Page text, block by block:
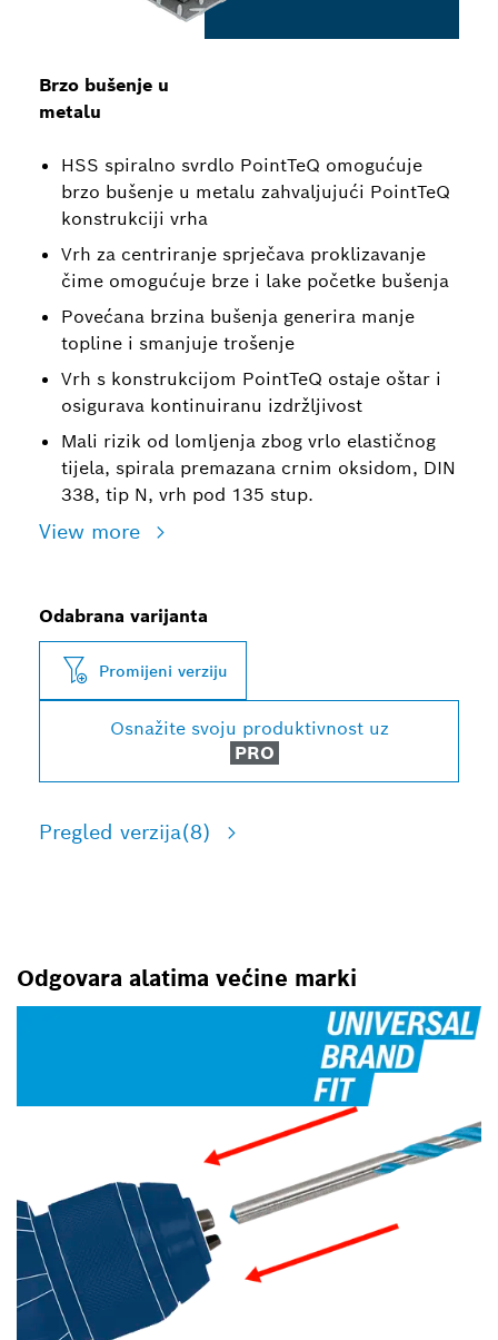
Brzo bušenje u
metalu
HSS spiralno svrdlo PointTeQ omogućuje
brzo bušenje u metalu zahvaljujući PointTeQ
konstrukciji vrha
Vrh za centriranje sprječava proklizavanje
čime omogućuje brze i lake početke bušenja
Povećana brzina bušenja generira manje
topline i smanjuje trošenje
Vrh s konstrukcijom PointTeQ ostaje oštar i
osigurava kontinuiranu izdržljivost
Mali rizik od lomljenja zbog vrlo elastičnog
tijela, spirala premazana crnim oksidom, DIN
338, tip N, vrh pod 135 stup.
View more
Odabrana varijanta
Promijeni verziju
Osnažite svoju produktivnost uz
PRO
Pregled verzija(8)
Odgovara alatima većine marki